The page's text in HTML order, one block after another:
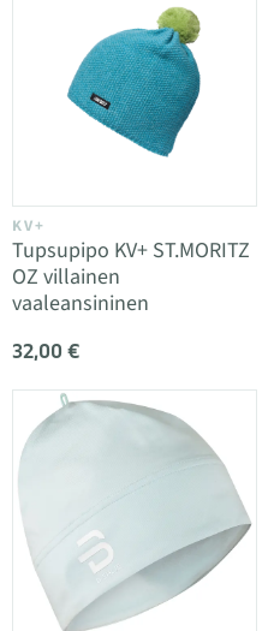
KV+
Tupsupipo KV+ ST.MORITZ
OZ villainen
vaaleansininen
32,00 €